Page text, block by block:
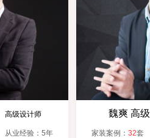
高级设计师
从业经验： 5年
魏爽 高
家装案例：32套